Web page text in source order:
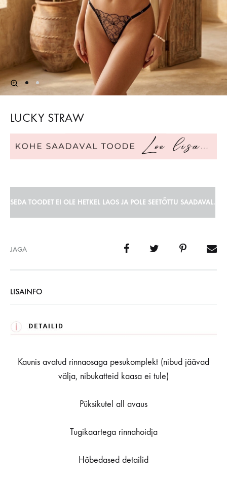
LUCKY STRAW
SEDA TOODET EI OLE HETKEL LAOS JA POLE SEETÕTTU SAADAVAL.
JAGA
LISAINFO
Kaunis avatud rinnaosaga pesukomplekt (nibud jäävad
välja, nibukatteid kaasa ei tule)
Püksikutel all avaus
Tugikaartega rinnahoidja
Hõbedased detailid